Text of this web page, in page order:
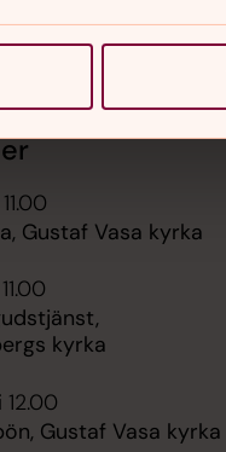
Gustaf Vasa kyrka
kyrka
12.00
Gustaf Vasa kyrka